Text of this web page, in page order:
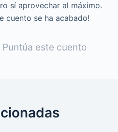
sí aprovechar al máximo.
cuento se ha acabado!
Puntúa este cuento